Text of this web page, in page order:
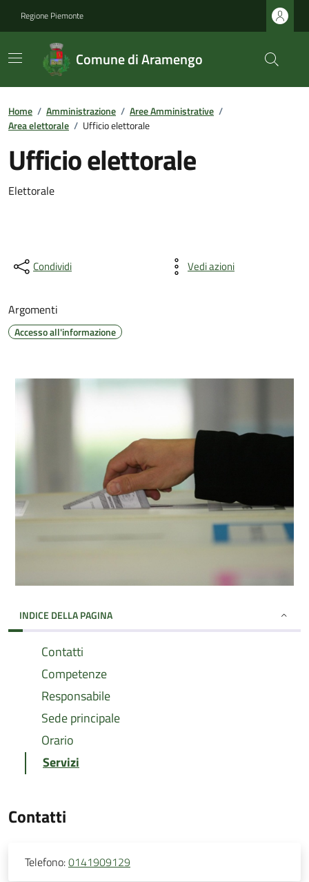
Regione Piemonte
Comune di Aramengo
Home / Amministrazione / Aree Amministrative /
Area elettorale / Ufficio elettorale
Ufficio elettorale
Elettorale
Condividi Vedi azioni
Argomenti
Accesso all'informazione
INDICE DELLA PAGINA
Contatti
Competenze
Responsabile
Sede principale
Orario
Servizi
Contatti
Telefono:0141909129